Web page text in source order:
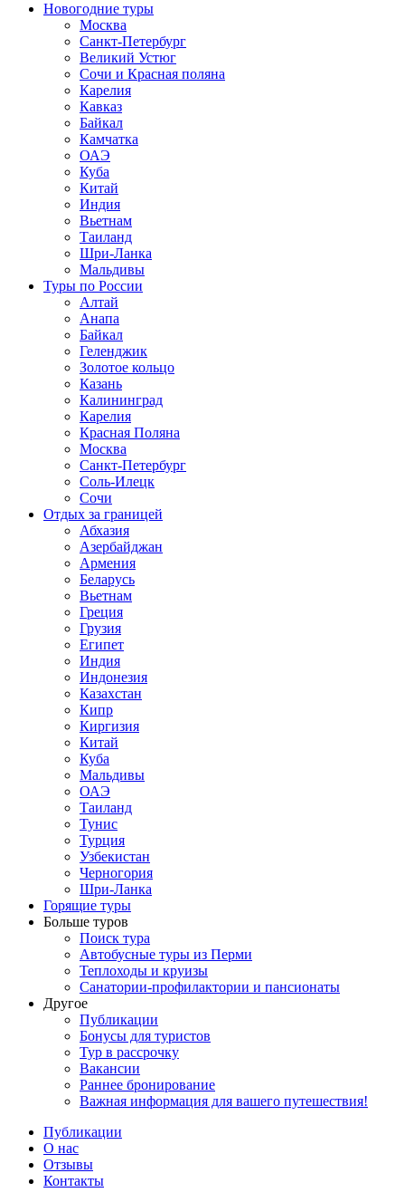
Новогодние туры
Москва
Санкт-Петербург
Великий Устюг
Сочи и Красная поляна
Карелия
Кавказ
Байкал
Камчатка
ОАЭ
Куба
Китай
Индия
Вьетнам
Таиланд
Шри-Ланка
Мальдивы
Туры по России
Алтай
Анапа
Байкал
Геленджик
Золотое кольцо
Казань
Калининград
Карелия
Красная Поляна
Москва
Санкт-Петербург
Соль-Илецк
Сочи
Отдых за границей
Абхазия
Азербайджан
Армения
Беларусь
Вьетнам
Греция
Грузия
Египет
Индия
Индонезия
Казахстан
Кипр
Киргизия
Китай
Куба
Мальдивы
ОАЭ
Таиланд
Тунис
Турция
Узбекистан
Черногория
Шри-Ланка
Горящие туры
Больше туров
Поиск тура
Автобусные туры из Перми
Теплоходы и круизы
Санатории-профилактории и пансионаты
Другое
Публикации
Бонусы для туристов
Тур в рассрочку
Вакансии
Раннее бронирование
Важная информация для вашего путешествия!
Публикации
О нас
Отзывы
Контакты